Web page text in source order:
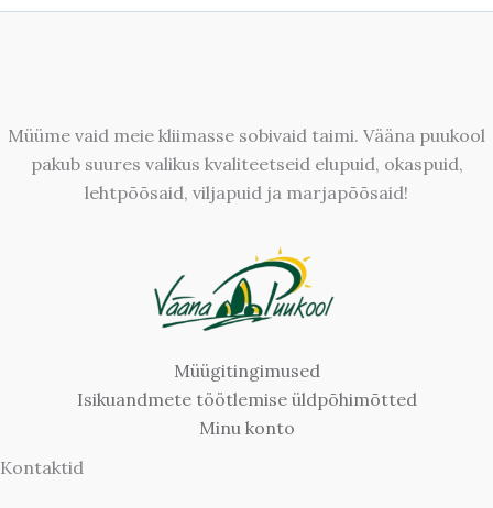
Müüme vaid meie kliimasse sobivaid taimi. Vääna puukool
pakub suures valikus kvaliteetseid elupuid, okaspuid,
lehtpõõsaid, viljapuid ja marjapõõsaid!
Müügitingimused
Isikuandmete töötlemise üldpõhimõtted
Minu konto
Kontaktid